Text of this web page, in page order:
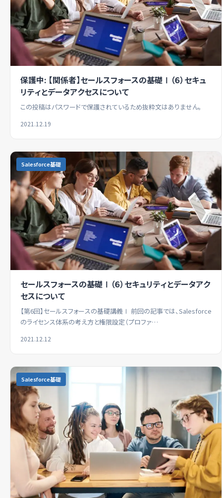
保護中: 【関係者】セールスフォースの基礎Ⅰ（６）セキュ
リティとデータアクセスについて
この投稿はパスワードで保護されているため抜粋文はありません。
2021.12.19
Salesforce基礎
セールスフォースの基礎Ⅰ（６）セキュリティとデータアク
セスについて
【第6回】セールスフォースの基礎講義Ⅰ 前回の記事では、Salesforce
のライセンス体系の考え方と権限設定（プロファ…
2021.12.12
Salesforce基礎